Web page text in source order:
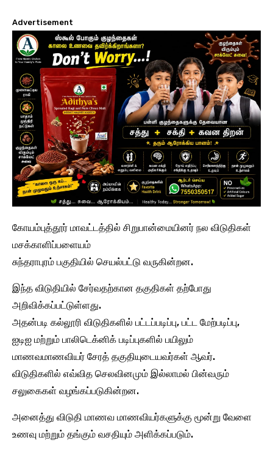
Advertisement
கோயம்புத்தூர் மாவட்டத்தில் சிறுபான்மையினர் நல விடுதிகள்
மசக்காளிப்பளையம்
சுந்தராபுரம் பகுதியில் செயல்பட்டு வருகின்றன.
இந்த விடுதியில் சேர்வதற்கான தகுதிகள் தற்போது
அறிவிக்கப்பட்டுள்ளது.
அதன்படி கல்லூரி விடுதிகளில் பட்டப்படிப்பு, பட்ட மேற்படிப்பு,
ஐடிஐ மற்றும் பாலிடெக்னிக் படிப்புகளில் பயிலும்
மாணவமாணவியர் சேரத் தகுதியுடையவர்கள் ஆவர்.
விடுதிகளில் எவ்வித செலவினமும் இல்லாமல் பின்வரும்
சலுகைகள் வழங்கப்படுகின்றன.
அனைத்து விடுதி மாணவ மாணவியர்களுக்கு மூன்று வேளை
உணவு மற்றும் தங்கும் வசதியும் அளிக்கப்படும்.